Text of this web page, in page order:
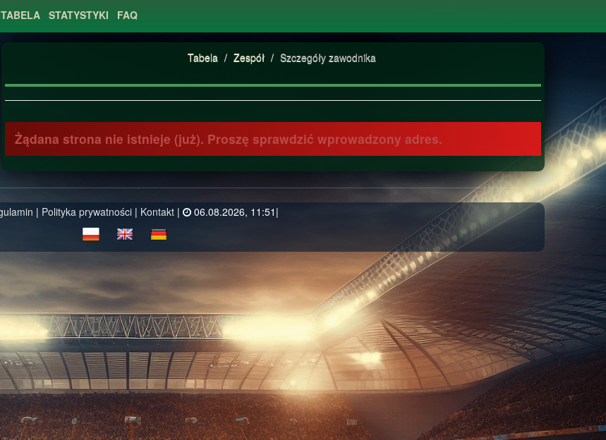
TABELA STATYSTYKI FAQ
Tabela / Zespół / Szczegóły zawodnika
Żądana strona nie istnieje (już). Proszę sprawdzić wprowadzony adres.
| Polityka prywatności | Kontakt | 06.08.2026, 11:51|